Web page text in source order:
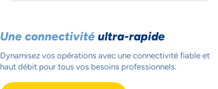
Une connectivité ultra-rapide
Dynamisez vos opérations avec une connectivité fiable et
haut débit pour tous vos besoins professionnels.